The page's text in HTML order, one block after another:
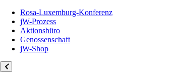
Rosa-Luxemburg-Konferenz
jW-Prozess
Aktionsbüro
Genossenschaft
jW-Shop